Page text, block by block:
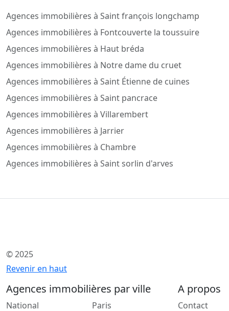
Agences immobilières à Saint françois longchamp
Agences immobilières à Fontcouverte la toussuire
Agences immobilières à Haut bréda
Agences immobilières à Notre dame du cruet
Agences immobilières à Saint Étienne de cuines
Agences immobilières à Saint pancrace
Agences immobilières à Villarembert
Agences immobilières à Jarrier
Agences immobilières à Chambre
Agences immobilières à Saint sorlin d'arves
© 2025
Revenir en haut
Agences immobilières par ville
National Paris
A propos
Contact